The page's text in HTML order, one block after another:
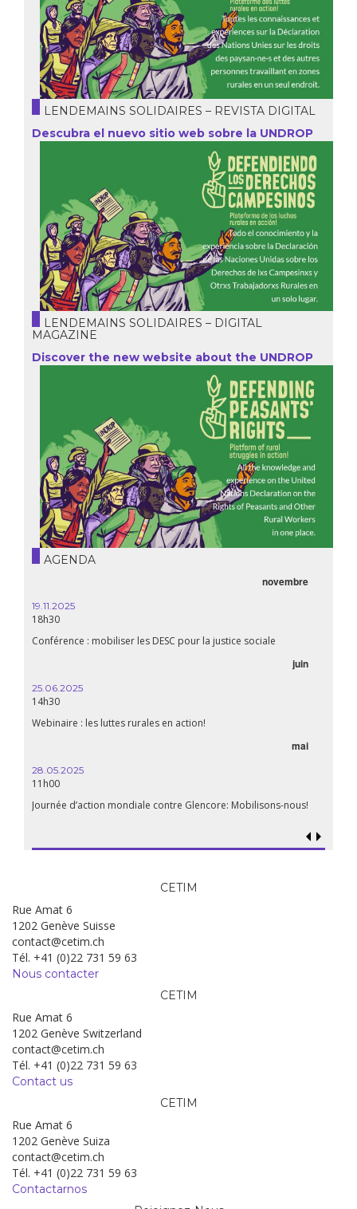
LENDEMAINS SOLIDAIRES – REVISTA DIGITAL
Descubra el nuevo sitio web sobre la UNDROP
LENDEMAINS SOLIDAIRES – DIGITAL
MAGAZINE
Discover the new website about the UNDROP
AGENDA
novembre
19.11.2025
18h30
Conférence : mobiliser les DESC pour la justice sociale
juin
25.06.2025
14h30
Webinaire : les luttes rurales en action!
mai
28.05.2025
11h00
Journée d’action mondiale contre Glencore: Mobilisons-nous!
CETIM
Rue Amat 6
1202 Genève Suisse
contact@cetim.ch
Tél. +41 (0)22 731 59 63
Nous contacter
CETIM
Rue Amat 6
1202 Genève Switzerland
contact@cetim.ch
Tél. +41 (0)22 731 59 63
Contact us
CETIM
Rue Amat 6
1202 Genève Suiza
contact@cetim.ch
Tél. +41 (0)22 731 59 63
Contactarnos